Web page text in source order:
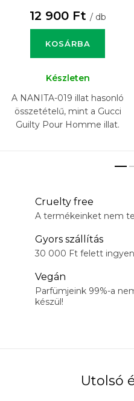
12 900 Ft / db
KOSÁRBA
Készleten
A NANITA-019 illat hasonló
összetételű, mint a Gucci
Guilty Pour Homme illat.
Cruelty free
A termékeinket nem
Gyors szállítás
30 000 Ft felett
Vegán
Parfümjeink 99%-a
készül!
Utolsó